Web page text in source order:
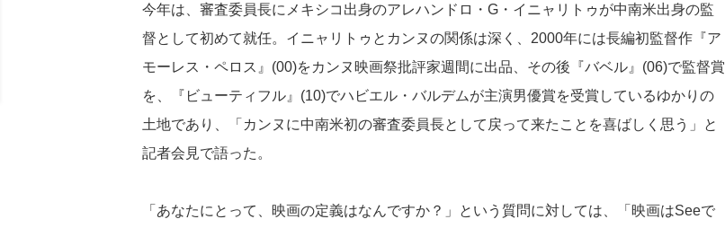
今年は、審査委員長にメキシコ出身のアレハンドロ・G・イニャリトゥが中南米出身の監
督として初めて就任。イニャリトゥとカンヌの関係は深く、2000年には長編初監督作『ア
モーレス・ペロス』(00)をカンヌ映画祭批評家週間に出品、その後『バベル』(06)で監督賞
を、『ビューティフル』(10)でハビエル・バルデムが主演男優賞を受賞しているゆかりの
土地であり、「カンヌに中南米初の審査委員長として戻って来たことを喜ばしく思う」と
記者会見で語った。
「あなたにとって、映画の定義はなんですか？」という質問に対しては、「映画はSeeで